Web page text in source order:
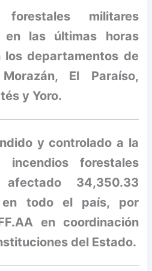
forestales militares
en las últimas horas
los departamentos de
El Paraíso,
y Yoro.
y controlado a la
incendios forestales
34,350.33
en todo el país, por
en coordinación
del Estado.